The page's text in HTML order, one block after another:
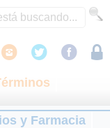
y Farmacia